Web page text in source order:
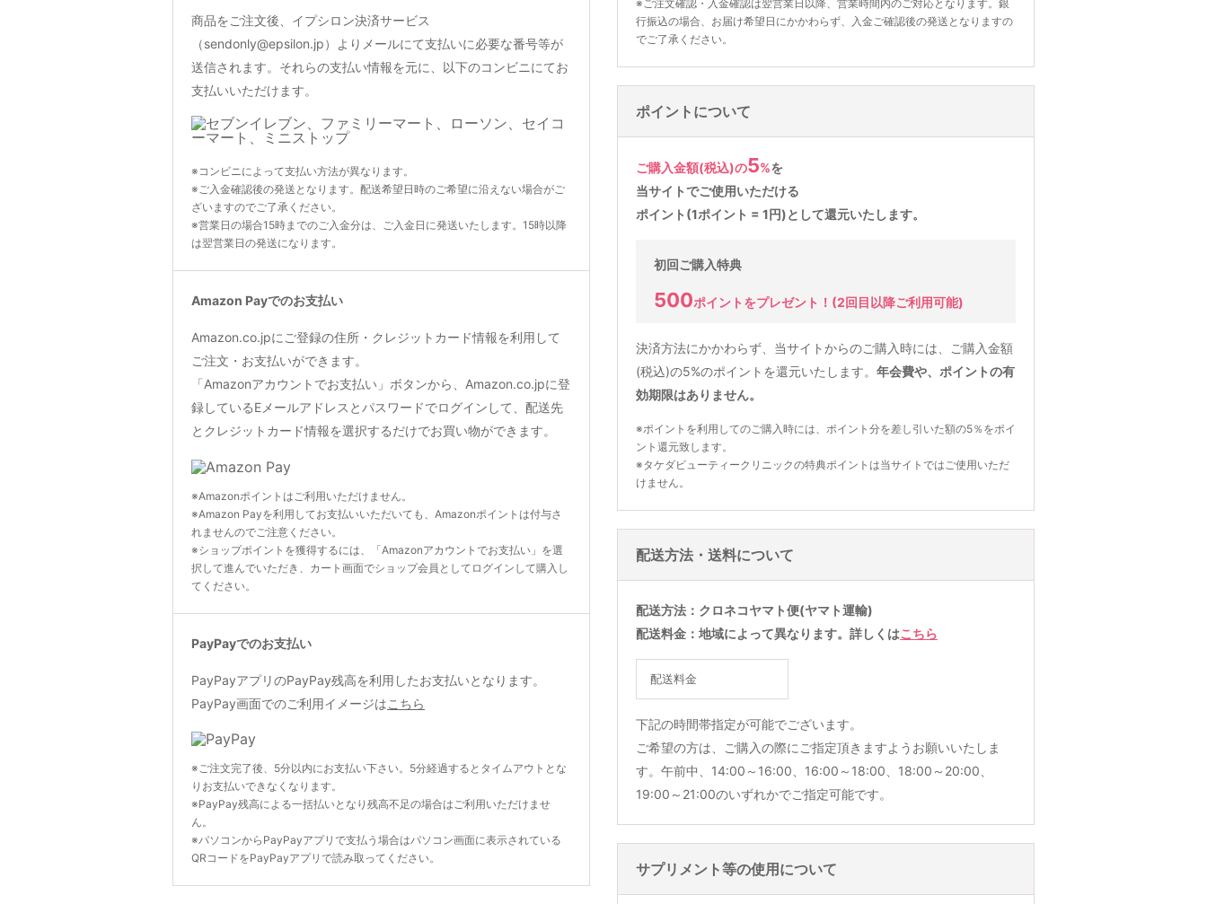
商品をご注文後、イプシロン決済サービス
（sendonly@epsilon.jp）よりメールにて支払いに必要な番号等が
送信されます。それらの支払い情報を元に、以下のコンビニにてお
支払いいただけます。
※コンビニによって支払い方法が異なります。
※ご入金確認後の発送となります。配送希望日時のご希望に沿えない場合がご
ざいますのでご了承ください。
※営業日の場合15時までのご入金分は、ご入金日に発送いたします。15時以降
は翌営業日の発送になります。
Amazon Payでのお支払い
Amazon.co.jpにご登録の住所・クレジットカード情報を利用して
ご注文・お支払いができます。
「Amazonアカウントでお支払い」ボタンから、Amazon.co.jpに登
録しているEメールアドレスとパスワードでログインして、配送先
とクレジットカード情報を選択するだけでお買い物ができます。
※Amazonポイントはご利用いただけません。
※Amazon Payを利用してお支払いいただいても、Amazonポイントは付与さ
れませんのでご注意ください。
※ショップポイントを獲得するには、「Amazonアカウントでお支払い」を選
択して進んでいただき、カート画面でショップ会員としてログインして購入し
てください。
PayPayでのお支払い
PayPayアプリのPayPay残高を利用したお支払いとなります。
PayPay画面でのご利用イメージはこちら
※ご注文完了後、5分以内にお支払い下さい。5分経過するとタイムアウトとな
りお支払いできなくなります。
※PayPay残高による一括払いとなり残高不足の場合はご利用いただけませ
ん。
※パソコンからPayPayアプリで支払う場合はパソコン画面に表示されている
QRコードをPayPayアプリで読み取ってください。
※ご注文確認・入金確認は翌営業日以降、営業時間内のご対応となります。銀
行振込の場合、お届け希望日にかかわらず、入金ご確認後の発送となりますの
でご了承ください。
ポイントについて
ご購入金額(税込)の5%を
当サイトでご使用いただける
ポイント(1ポイント = 1円)として還元いたします。
初回ご購入特典
500ポイントをプレゼント！ (2回目以降ご利用可能)
決済方法にかかわらず、当サイトからのご購入時には、ご購入金額
(税込)の5%のポイントを還元いたします。 年会費や、ポイントの有
効期限はありません。
※ポイントを利用してのご購入時には、ポイント分を差し引いた額の5％をポイ
ント還元致します。
※タケダビューティークリニックの特典ポイントは当サイトではご使用いただ
けません。
配送方法・送料について
配送方法
クロネコヤマト便(ヤマト運輸)
配送料金
地域によって異なります。詳しくはこちら
配送料金
下記の時間帯指定が可能でございます。
ご希望の方は、ご購入の際にご指定頂きますようお願いいたしま
す。午前中、14:00～16:00、16:00～18:00、18:00～20:00、
19:00～21:00のいずれかでご指定可能です。
サプリメント等の使用について